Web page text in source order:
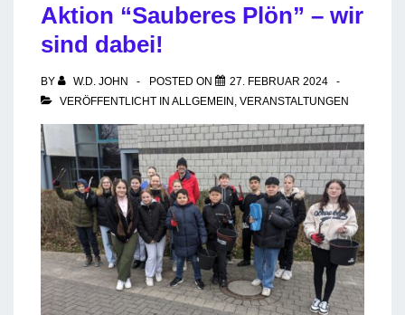
Aktion “Sauberes Plön” – wir
sind dabei!
BY W.D. JOHN POSTED ON
27. FEBRUAR 2024
VERÖFFENTLICHT IN ALLGEMEIN , VERANSTALTUNGEN